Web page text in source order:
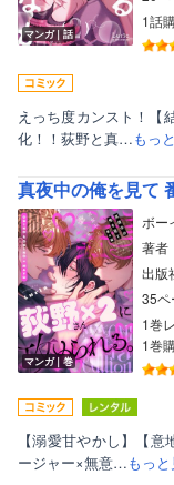
マンガ｜話
1話
えっち度カンスト！【
化！！荻野と真…もっ
マンガ｜巻
ボー
著者
出版
35ペ
1巻
1巻
【溺愛甘やかし】【
ージャー×無意…もっ